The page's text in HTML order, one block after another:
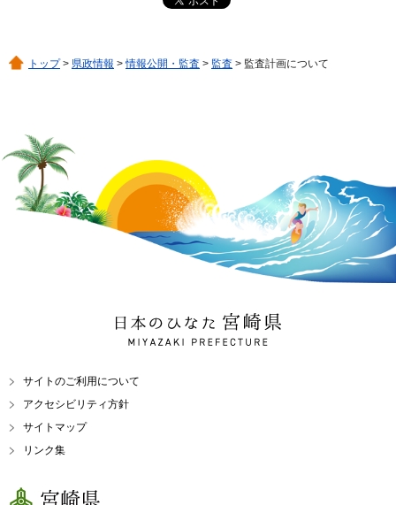
トップ> 県政情報 >情報公開・監査 > 監査 > 監査計画について
日本のひなた 宮崎県
MIYAZAKI PREFECTURE
サイトのご利用について
アクセシビリティ方針
サイトマップ
リンク集
宮崎県